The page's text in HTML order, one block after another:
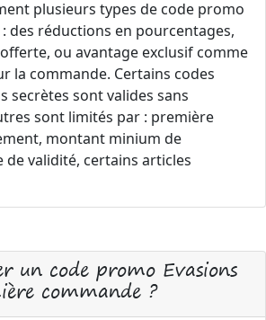
plusieurs types de code promo
: des réductions en pourcentages,
ou avantage exclusif comme
la commande. Certains codes
secrètes sont valides sans
sont limités par : première
montant minium de
de validité, certains articles
un code promo Evasions
commande ?